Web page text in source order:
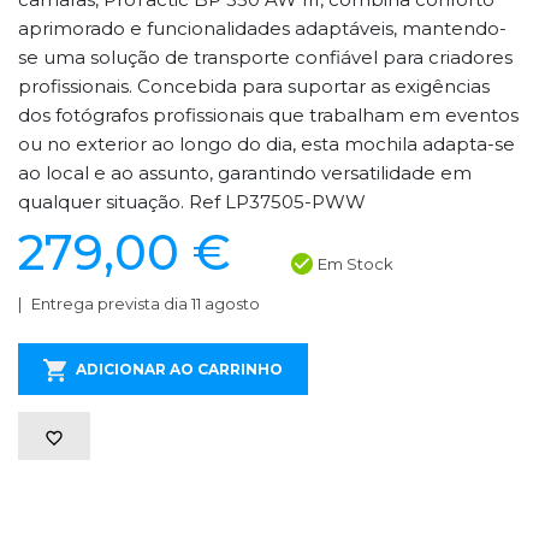
aprimorado e funcionalidades adaptáveis, mantendo-
se uma solução de transporte confiável para criadores
profissionais. Concebida para suportar as exigências
dos fotógrafos profissionais que trabalham em eventos
ou no exterior ao longo do dia, esta mochila adapta-se
ao local e ao assunto, garantindo versatilidade em
qualquer situação. Ref LP37505-PWW
279,00 € Em Stock
Entrega prevista dia 11 agosto
ADICIONAR AO CARRINHO